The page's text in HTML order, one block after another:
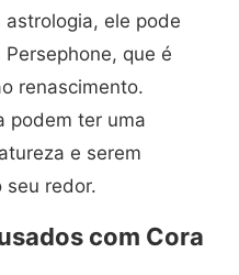
ele pode
que é
renascimento.
podem ter uma
e serem
seu redor.
com Cora